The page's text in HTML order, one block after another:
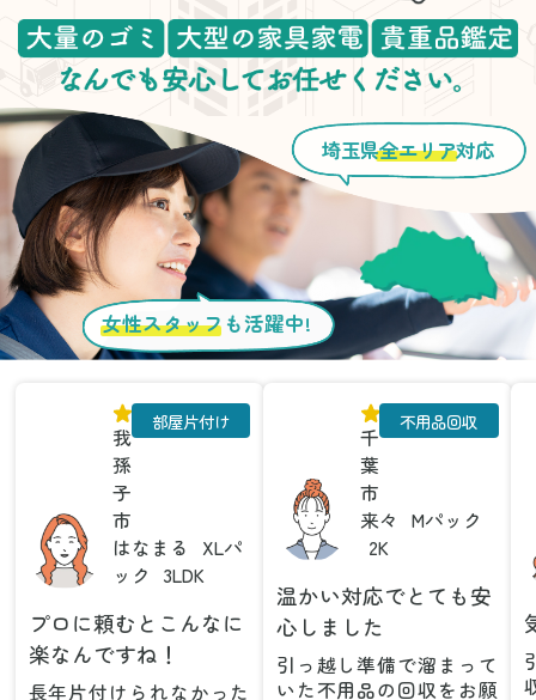
女性スタッフ も活躍中!
埼玉県全エリア対応
我
孫
子
市
はなまる
XLパ
ック
3LDK
部屋片付け
プロに頼むとこんなに
楽なんですね！
長年片付けられなかった
千
葉
市
来々
Mパック
2K
不用品回収
温かい対応でとても安
心しました
引っ越し準備で溜まって
いた不用品の回収をお願